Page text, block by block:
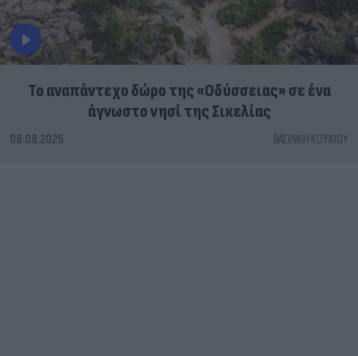
To αναπάντεχο δώρο της «Οδύσσειας» σε ένα
άγνωστο νησί της Σικελίας
08.08.2026 ΒΑΣΙΛΙΚΉ ΚΟΥΚΊΟΥ